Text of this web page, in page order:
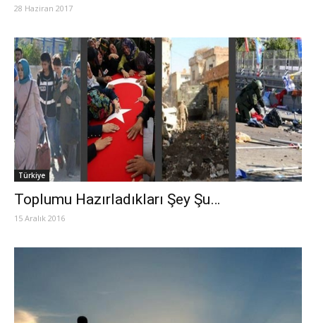
28 Haziran 2017
Türkiye
Toplumu Hazırladıkları Şey Şu…
15 Aralık 2016